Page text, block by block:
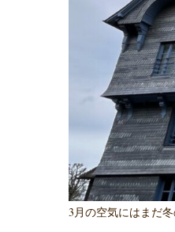
3月の空気にはまだ